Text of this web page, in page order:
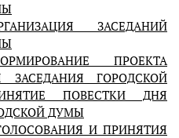
ЗАСЕДАНИЙ
ПРОЕКТА
ЗАСЕДАНИЯ ГОРОДСКОЙ
ПОВЕСТКИ ДНЯ
ДУМЫ
И ПРИНЯТИЯ